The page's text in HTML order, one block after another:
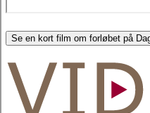
Se en kort film om forløbet på